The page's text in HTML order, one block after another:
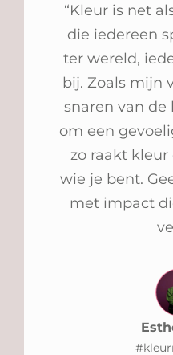
“Kleur is net
die iedereen
ter wereld,
bij. Zoals mijn
snaren van
om een
zo raakt kleur
wie je bent.
met impact